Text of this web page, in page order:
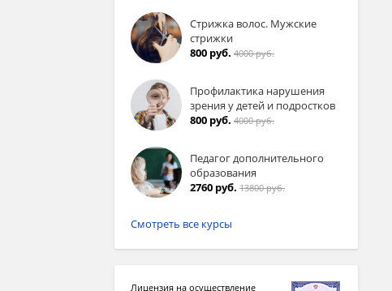
Стрижка волос. Мужские
стрижки
800 руб. 4000 руб.
Профилактика нарушения
зрения у детей и подростков
800 руб. 4000 руб.
Педагог дополнительного
образования
2760 руб. 13800 руб.
Смотреть все курсы
Лицензия на осуществление